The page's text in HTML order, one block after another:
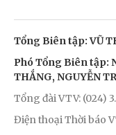
Tổng Biên tập: VŨ
Phó Tổng Biên tập:
THẮNG, NGUYỄN
Tổng đài VTV: (024)
Điện thoại Thời báo